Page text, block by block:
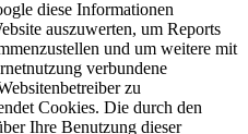
diese Informationen
auszuwerten, um Reports
und um weitere mit
verbundene
zu
Cookies. Die durch den
Ihre Benutzung dieser